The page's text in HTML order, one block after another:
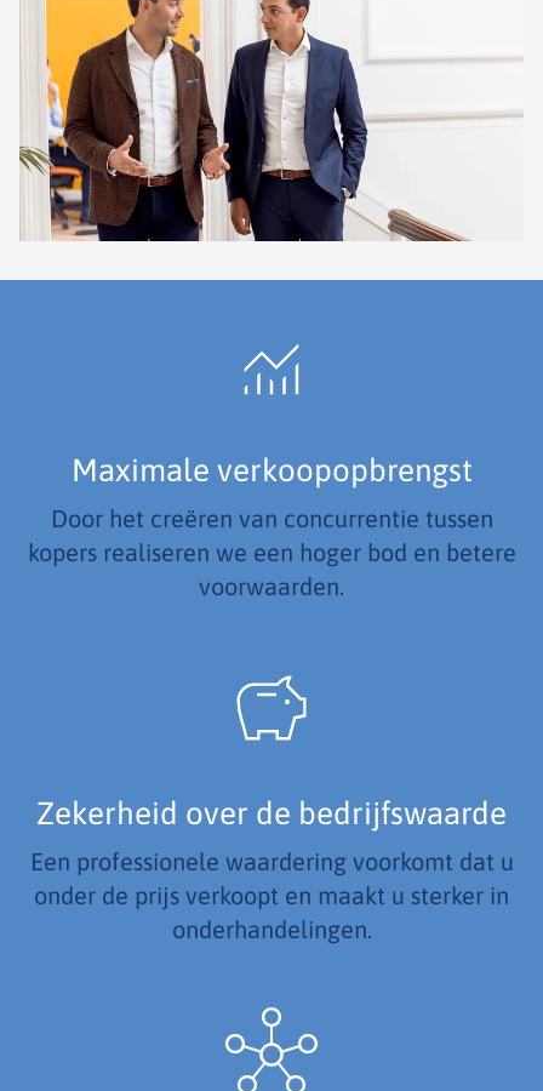
Maximale verkoopopbrengst
Door het creëren van concurrentie tussen
kopers realiseren we een hoger bod en betere
voorwaarden.
Zekerheid over de bedrijfswaarde
Een professionele waardering voorkomt dat u
onder de prijs verkoopt en maakt u sterker in
onderhandelingen.